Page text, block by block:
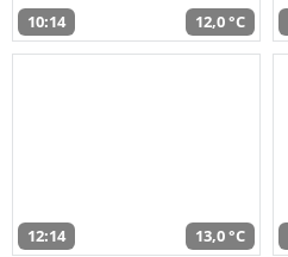
10:14 12,0 °C
12:14 13,0 °C